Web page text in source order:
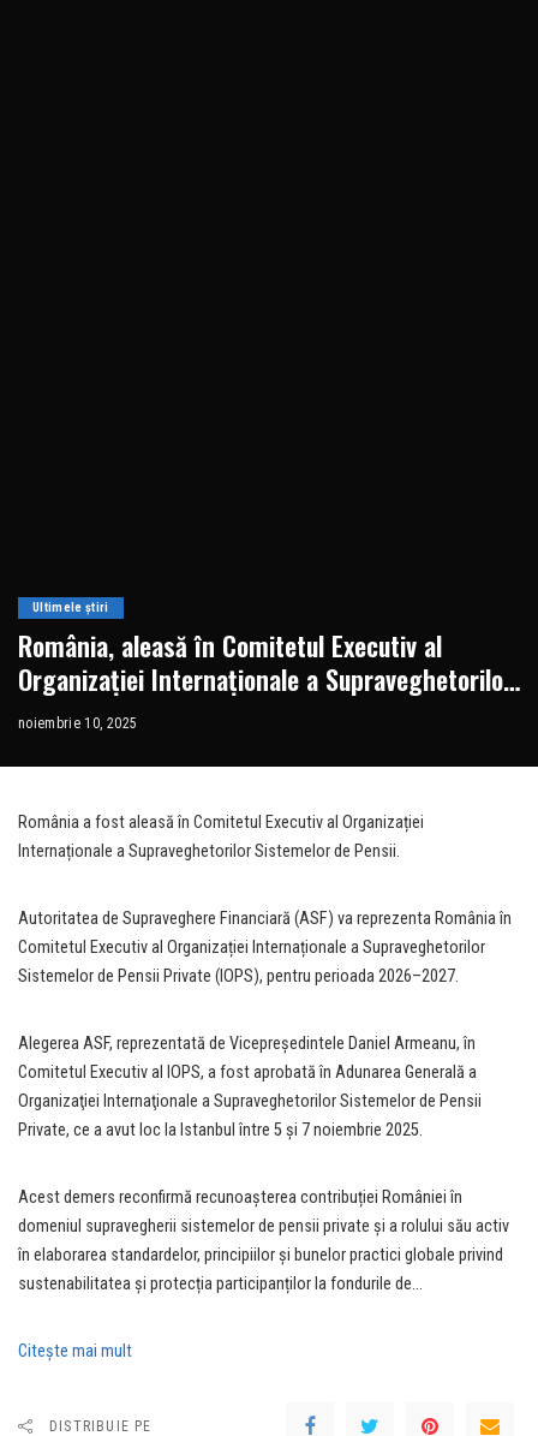
Ultimele știri
România, aleasă în Comitetul Executiv al
Organizației Internaționale a Supraveghetorilor
Sistemelor de Pensii • Newsweek România
noiembrie 10, 2025
România a fost aleasă în Comitetul Executiv al Organizației
Internaționale a Supraveghetorilor Sistemelor de Pensii.
Autoritatea de Supraveghere Financiară (ASF) va reprezenta România în
Comitetul Executiv al Organizației Internaționale a Supraveghetorilor
Sistemelor de Pensii Private (IOPS), pentru perioada 2026–2027.
Alegerea ASF, reprezentată de Vicepreședintele Daniel Armeanu, în
Comitetul Executiv al IOPS, a fost aprobată în Adunarea Generală a
Organizaţiei Internaţionale a Supraveghetorilor Sistemelor de Pensii
Private, ce a avut loc la Istanbul între 5 și 7 noiembrie 2025.
Acest demers reconfirmă recunoașterea contribuției României în
domeniul supravegherii sistemelor de pensii private și a rolului său activ
în elaborarea standardelor, principiilor și bunelor practici globale privind
sustenabilitatea și protecția participanților la fondurile de…
Citeşte mai mult
DISTRIBUIE PE